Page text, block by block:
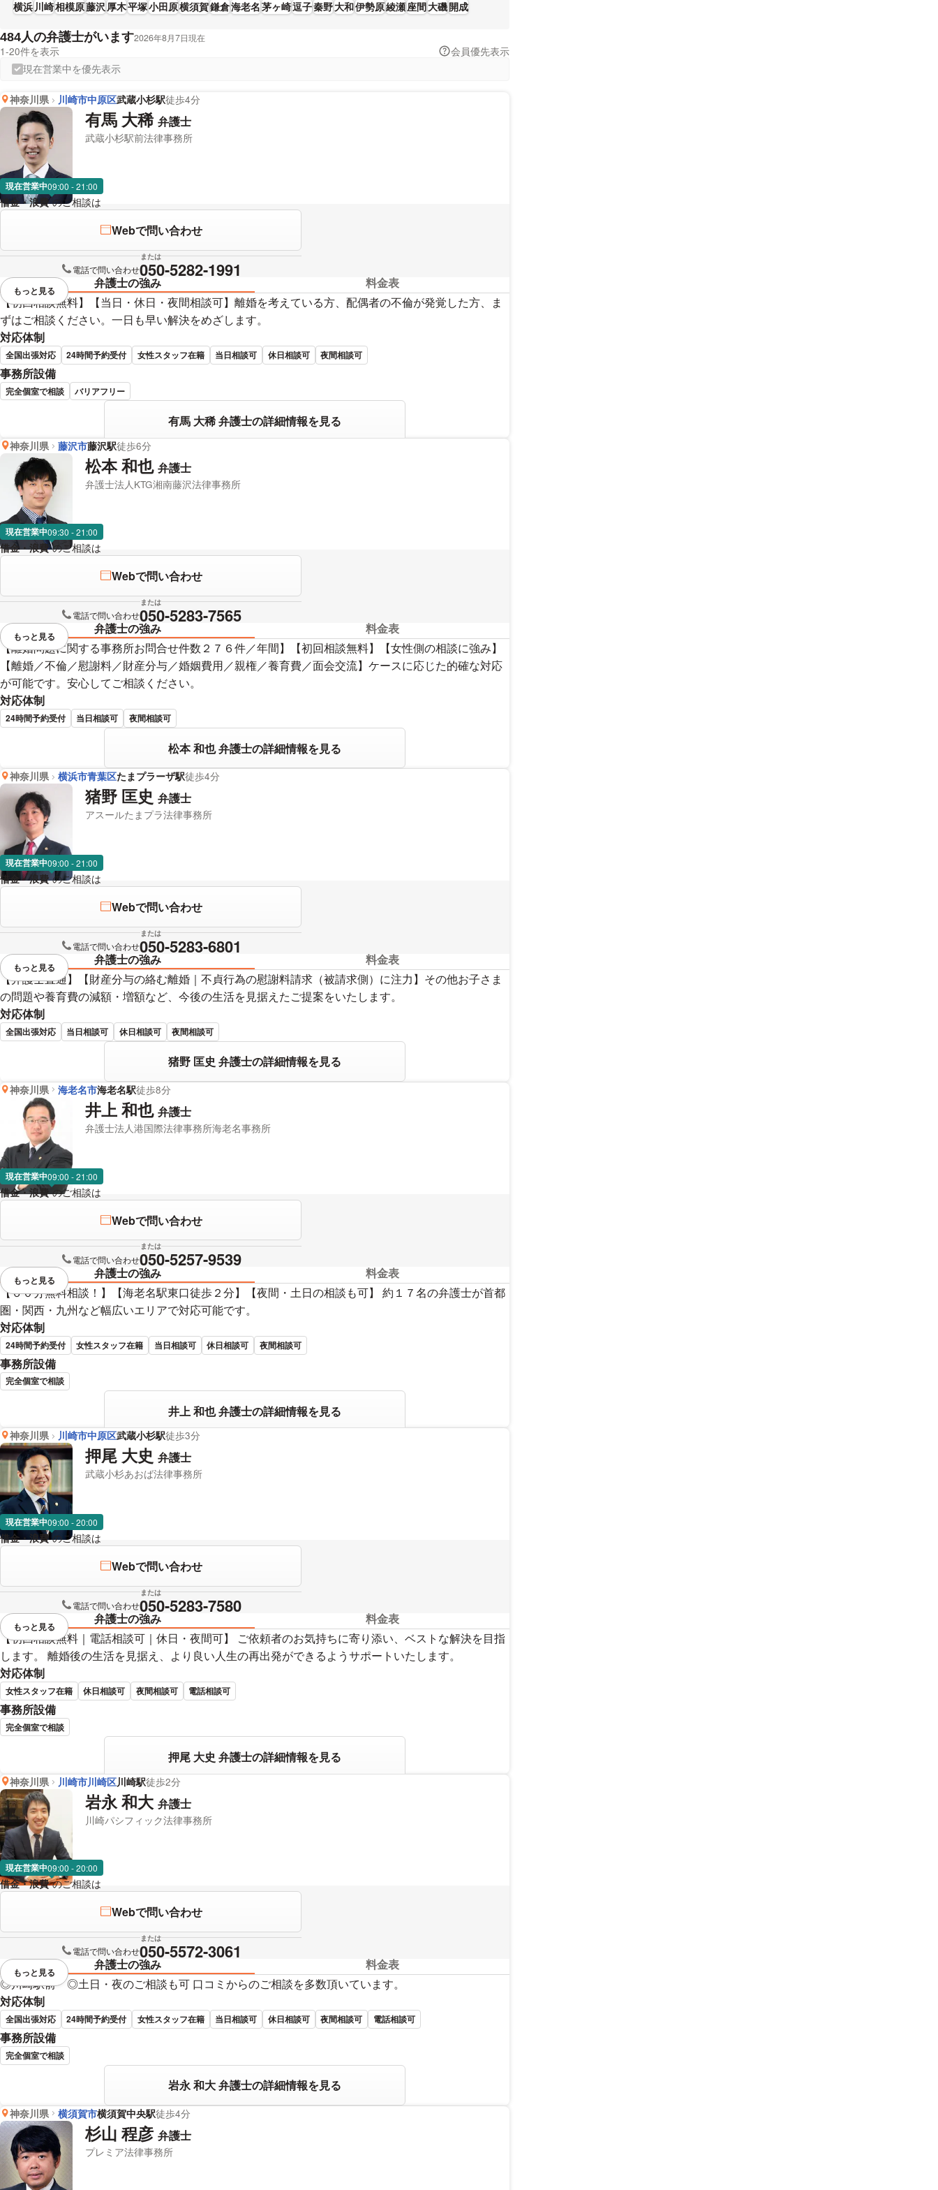
横浜 川崎相模原藤沢厚木平塚小田原横須賀鎌倉海老名茅ヶ崎逗子秦野大和伊勢原綾瀬座間大磯開成
484人の弁護士がいます2026年8月7日現在
1-20件を表示
会員優先表示
現在営業中を優先表示
神奈川県 川崎市中原区武蔵小杉駅徒歩4分
有馬 大稀 弁護士
武蔵小杉駅前法律事務所
現在営業中09:00 - 21:00
借金・浪費 のご相談は
Webで問い合わせ
または
電話で問い合わせ050-5282-1991
弁護士の強み
料金表
【初回相談無料】【当日・休日・夜間相談可】離婚を考えている方、配偶者の不倫が発覚した方、ま
ずはご相談ください。一日も早い解決をめざします。
対応体制
全国出張対応 24時間予約受付 女性スタッフ在籍 当日相談可 休日相談可 夜間相談可
事務所設備
完全個室で相談 バリアフリー
有馬 大稀 弁護士の詳細情報を見る
視覚的に省略されている要素を
もっと見る
神奈川県 藤沢市藤沢駅徒歩6分
松本 和也 弁護士
弁護士法人KTG湘南藤沢法律事務所
現在営業中09:30 - 21:00
借金・浪費 のご相談は
Webで問い合わせ
または
電話で問い合わせ050-5283-7565
弁護士の強み
料金表
【離婚問題に関する事務所お問合せ件数２７６件／年間】【初回相談無料】【女性側の相談に強み】
【離婚／不倫／慰謝料／財産分与／婚姻費用／親権／養育費／面会交流】ケースに応じた的確な対応
が可能です。安心してご相談ください。
対応体制
24時間予約受付 当日相談可 夜間相談可
松本 和也 弁護士の詳細情報を見る
視覚的に省略されている要素を
もっと見る
神奈川県 横浜市青葉区たまプラーザ駅徒歩4分
猪野 匡史 弁護士
アスールたまプラ法律事務所
現在営業中09:00 - 21:00
借金・浪費 のご相談は
Webで問い合わせ
または
電話で問い合わせ050-5283-6801
弁護士の強み
料金表
【弁護士直通】【財産分与の絡む離婚｜不貞行為の慰謝料請求（被請求側）に注力】その他お子さま
の問題や養育費の減額・増額など、今後の生活を見据えたご提案をいたします。
対応体制
全国出張対応 当日相談可 休日相談可 夜間相談可
猪野 匡史 弁護士の詳細情報を見る
視覚的に省略されている要素を
もっと見る
神奈川県 海老名市海老名駅徒歩8分
井上 和也 弁護士
弁護士法人港国際法律事務所海老名事務所
現在営業中09:00 - 21:00
借金・浪費 のご相談は
Webで問い合わせ
または
電話で問い合わせ050-5257-9539
弁護士の強み
料金表
【６０分無料相談！】【海老名駅東口徒歩２分】【夜間・土日の相談も可】 約１７名の弁護士が首都
圏・関西・九州など幅広いエリアで対応可能です。
対応体制
24時間予約受付 女性スタッフ在籍 当日相談可 休日相談可 夜間相談可
事務所設備
完全個室で相談
井上 和也 弁護士の詳細情報を見る
視覚的に省略されている要素を
もっと見る
神奈川県 川崎市中原区武蔵小杉駅徒歩3分
押尾 大史 弁護士
武蔵小杉あおば法律事務所
現在営業中09:00 - 20:00
借金・浪費 のご相談は
Webで問い合わせ
または
電話で問い合わせ050-5283-7580
弁護士の強み
料金表
【初回相談無料｜電話相談可｜休日・夜間可】 ご依頼者のお気持ちに寄り添い、ベストな解決を目指
します。 離婚後の生活を見据え、より良い人生の再出発ができるようサポートいたします。
対応体制
女性スタッフ在籍 休日相談可 夜間相談可 電話相談可
事務所設備
完全個室で相談
押尾 大史 弁護士の詳細情報を見る
視覚的に省略されている要素を
もっと見る
神奈川県 川崎市川崎区川崎駅徒歩2分
岩永 和大 弁護士
川崎パシフィック法律事務所
現在営業中09:00 - 20:00
借金・浪費 のご相談は
Webで問い合わせ
または
電話で問い合わせ050-5572-3061
弁護士の強み
料金表
◎川崎駅前 ◎土日・夜のご相談も可 口コミからのご相談を多数頂いています。
対応体制
全国出張対応 24時間予約受付 女性スタッフ在籍 当日相談可 休日相談可 夜間相談可 電話相談可
事務所設備
完全個室で相談
岩永 和大 弁護士の詳細情報を見る
視覚的に省略されている要素を
もっと見る
神奈川県 横須賀市横須賀中央駅徒歩4分
杉山 程彦 弁護士
プレミア法律事務所